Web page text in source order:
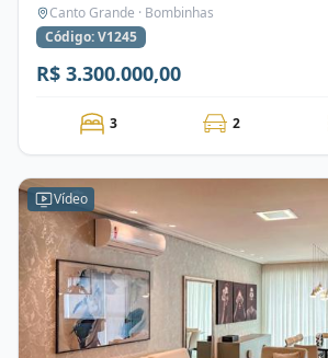
Canto Grande · Bombinhas
Código: V1245
R$ 3.300.000,00
3 2
Vídeo